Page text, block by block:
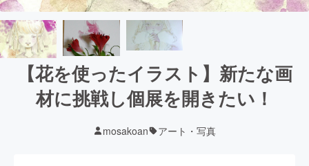
【花を使ったイラスト】新たな画
材に挑戦し個展を開きたい！
mosakoan アート・写真